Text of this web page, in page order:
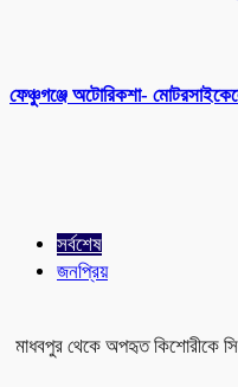
ফেঞ্চুগঞ্জে অটোরিকশা-
সর্বশেষ
জনপ্রিয়
মাধবপুর থেকে অপহৃত কিশোরীকে